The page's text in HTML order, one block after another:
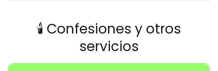
🕯️ Confesiones y otros
servicios